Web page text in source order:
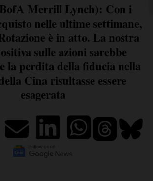
Merrill Lynch): Con i
nelle ultime settimane,
è in atto. La nostra
sulle azioni sarebbe
la perdita della fiducia nella
Cina risultasse essere
esagerata